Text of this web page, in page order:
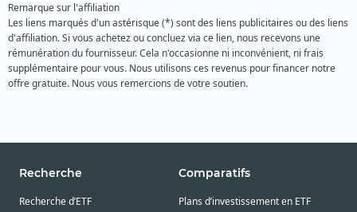
Remarque sur l'affiliation
Les liens marqués d'un astérisque (*) sont des liens publicitaires ou des liens
d'affiliation. Si vous achetez ou concluez via ce lien, nous recevons une
rémunération du fournisseur. Cela n'occasionne ni inconvénient, ni frais
supplémentaire pour vous. Nous utilisons ces revenus pour financer notre
offre gratuite. Nous vous remercions de votre soutien.
Recherche
Recherche d’ETF
Comparatifs
Plans d’investissement en ETF